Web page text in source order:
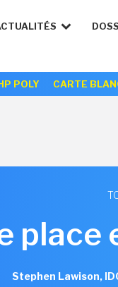
POLY CARTE
Stephen Lawison,